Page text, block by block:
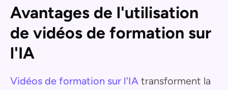
Avantages de l'utilisation
de vidéos de formation sur
l'IA
Vidéos de formation sur l'IA transforment la